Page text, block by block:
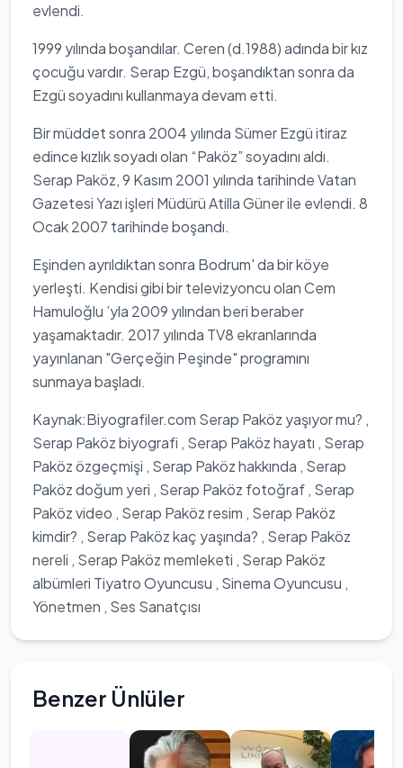
evlendi.
1999 yılında boşandılar. Ceren (d.1988) adında bir kız
çocuğu vardır. Serap Ezgü, boşandıktan sonra da
Ezgü soyadını kullanmaya devam etti.
Bir müddet sonra 2004 yılında Sümer Ezgü itiraz
edince kızlık soyadı olan “Paköz” soyadını aldı.
Serap Paköz, 9 Kasım 2001 yılında tarihinde Vatan
Gazetesi Yazı işleri Müdürü Atilla Güner ile evlendi. 8
Ocak 2007 tarihinde boşandı.
Eşinden ayrıldıktan sonra Bodrum' da bir köye
yerleşti. Kendisi gibi bir televizyoncu olan Cem
Hamuloğlu ’yla 2009 yılından beri beraber
yaşamaktadır. 2017 yılında TV8 ekranlarında
yayınlanan "Gerçeğin Peşinde" programını
sunmaya başladı.
Kaynak:Biyografiler.com Serap Paköz yaşıyor mu? ,
Serap Paköz biyografi , Serap Paköz hayatı , Serap
Paköz özgeçmişi , Serap Paköz hakkında , Serap
Paköz doğum yeri , Serap Paköz fotoğraf , Serap
Paköz video , Serap Paköz resim , Serap Paköz
kimdir? , Serap Paköz kaç yaşında? , Serap Paköz
nereli , Serap Paköz memleketi , Serap Paköz
albümleri Tiyatro Oyuncusu , Sinema Oyuncusu ,
Yönetmen , Ses Sanatçısı
Benzer Ünlüler